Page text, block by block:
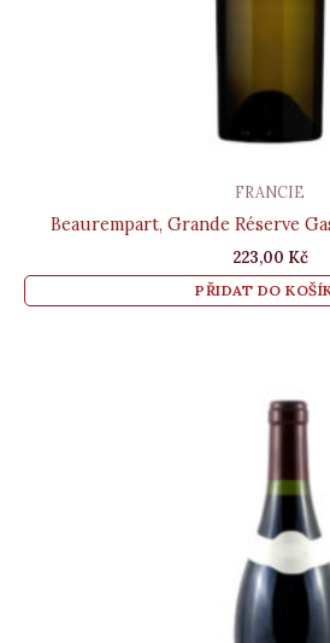
FRANCIE
Beaurempart, Grande Réserve
223,00 Kč
PŘIDAT DO